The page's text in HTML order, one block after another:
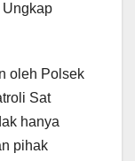
Ungkap
oleh Polsek
Sat
hanya
pihak